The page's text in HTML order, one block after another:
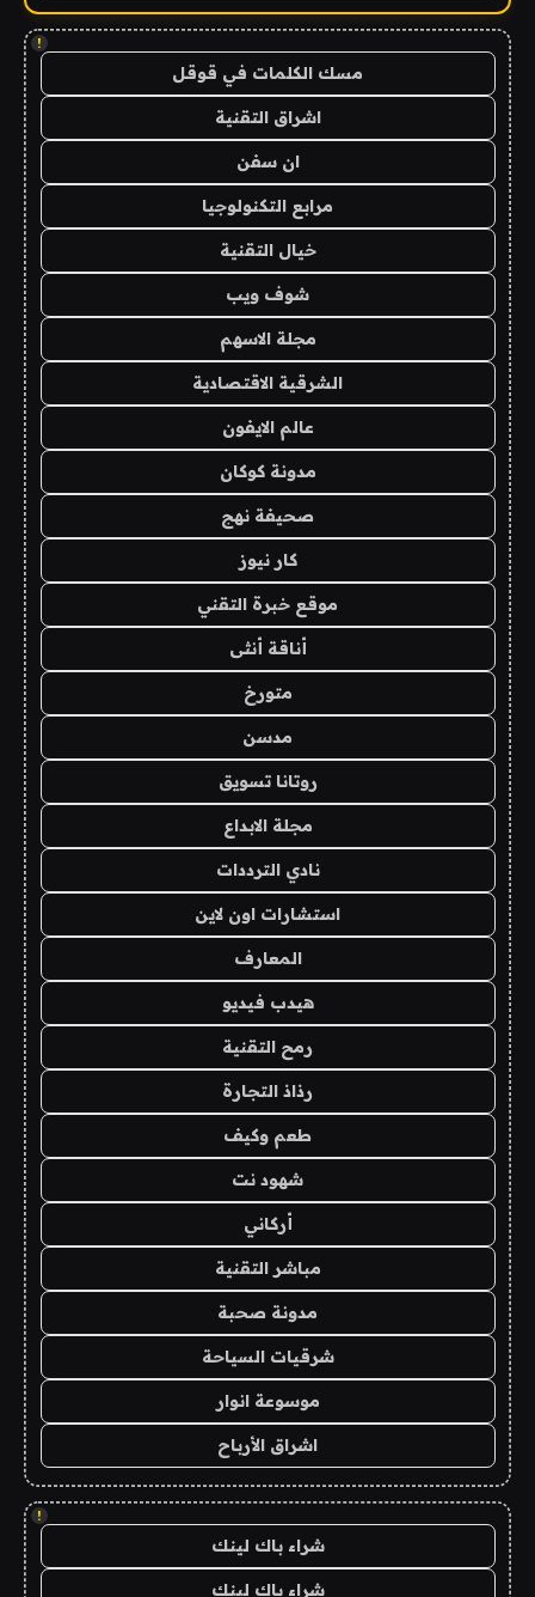
!
مسك الكلمات في قوقل
اشراق التقنية
ان سفن
مرابع التكنولوجيا
خيال التقنية
شوف ويب
مجلة الاسهم
الشرقية الاقتصادية
عالم الايفون
مدونة كوكان
صحيفة نهج
كار نيوز
موقع خبرة التقني
أناقة أنثى
متورخ
مدسن
روتانا تسويق
مجلة الابداع
نادي الترددات
استشارات اون لاين
المعارف
هيدب فيديو
رمح التقنية
رذاذ التجارة
طعم وكيف
شهود نت
أركاني
مباشر التقنية
مدونة صحبة
شرقيات السياحة
موسوعة انوار
اشراق الأرباح
!
شراء باك لينك
شراء باك لينك